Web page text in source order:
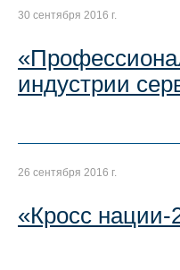
30 сентября 2016 г.
индустрии
26 сентября 2016 г.
«Кросс нации-